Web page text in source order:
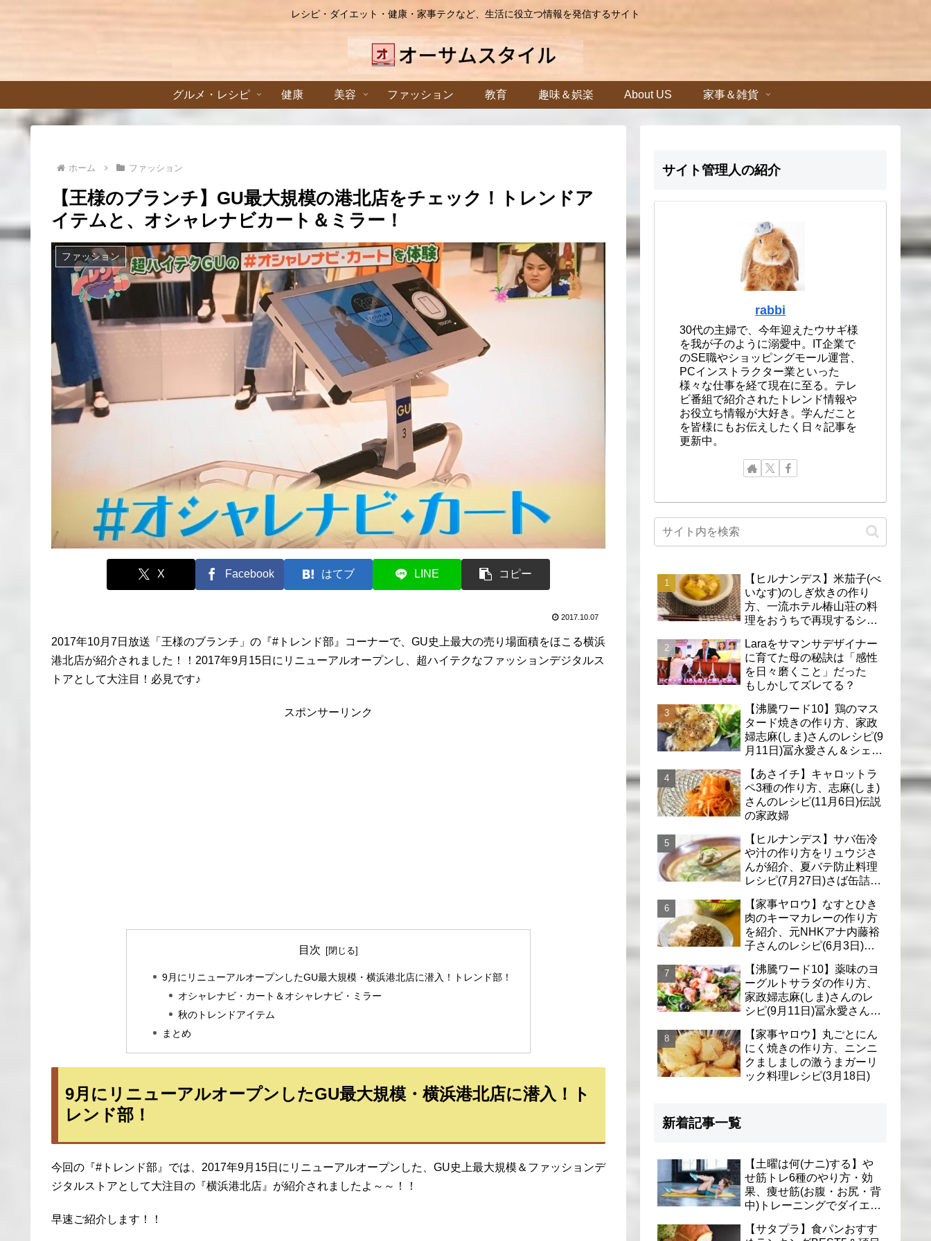
レシピ・ダイエット・健康・家事テクなど、生活に役立つ情報を発信するサイト
グルメ・レシピ 健康 美容 ファッション 教育 趣味＆娯楽 About US 家事＆雑貨
ホーム ファッション
【王様のブランチ】GU最大規模の港北店をチェック！トレンドア
イテムと、オシャレナビカート＆ミラー！
ファッション
X Facebook はてブ LINE コピー
2017.10.07
2017年10月7日放送「王様のブランチ」の『#トレンド部』コーナーで、GU史上最大の売り場面積をほこる横浜
港北店が紹介されました！！2017年9月15日にリニューアルオープンし、超ハイテクなファッションデジタルス
トアとして大注目！必見です♪
スポンサーリンク
目次
9月にリニューアルオープンしたGU最大規模・横浜港北店に潜入！トレンド部！
オシャレナビ・カート＆オシャレナビ・ミラー
秋のトレンドアイテム
まとめ
9月にリニューアルオープンしたGU最大規模・横浜港北店に潜入！ト
レンド部！
今回の『#トレンド部』では、2017年9月15日にリニューアルオープンした、GU史上最大規模＆ファッションデ
ジタルストアとして大注目の『横浜港北店』が紹介されましたよ～～！！
早速ご紹介します！！
サイト管理人の紹介
rabbi
30代の主婦で、今年迎えたウサギ様
を我が子のように溺愛中。IT企業で
のSE職やショッピングモール運営、
PCインストラクター業といった
様々な仕事を経て現在に至る。テレ
ビ番組で紹介されたトレンド情報や
お役立ち情報が大好き。学んだこと
を皆様にもお伝えしたく日々記事を
更新中。
【ヒルナンデス】米茄子(べ
いなす)のしぎ炊きの作り
方、一流ホテル椿山荘の料
理をおうちで再現するシェ
Laraをサマンサデザイナー
に育てた母の秘訣は「感性
を日々磨くこと」だった
もしかしてズレてる？
【沸騰ワード10】鶏のマス
タード焼きの作り方、家政
婦志麻(しま)さんのレシピ(9
月11日)冨永愛さん＆シェリ
【あさイチ】キャロットラ
ペ3種の作り方、志麻(しま)
さんのレシピ(11月6日)伝説
の家政婦
【ヒルナンデス】サバ缶冷
や汁の作り方をリュウジさ
んが紹介、夏バテ防止料理
レシピ(7月27日)さば缶詰で
【家事ヤロウ】なすとひき
肉のキーマカレーの作り方
を紹介、元NHKアナ内藤裕
子さんのレシピ(6月3日)リ
【沸騰ワード10】薬味のヨ
ーグルトサラダの作り方、
家政婦志麻(しま)さんのレ
シピ(9月11日)冨永愛さん＆
【家事ヤロウ】丸ごとにん
にく焼きの作り方、ニンニ
クましましの激うまガーリ
ック料理レシピ(3月18日)
新着記事一覧
【土曜は何(ナニ)する】や
せ筋トレ6種のやり方・効
果、痩せ筋(お腹・お尻・背
中)トレーニングでダイエッ
【サタプラ】食パンおすす